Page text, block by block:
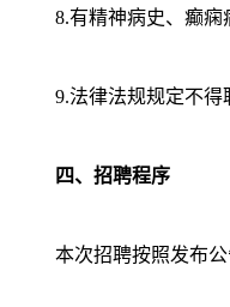
8.有精神病史、癫痫
9.法律法规规定不得
四、招聘程序
本次招聘按照发布